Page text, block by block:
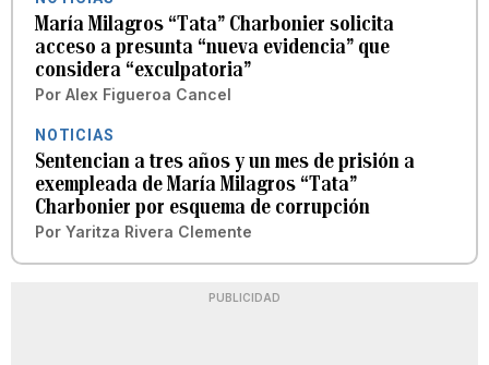
María Milagros “Tata” Charbonier solicita
acceso a presunta “nueva evidencia” que
considera “exculpatoria”
Por Alex Figueroa Cancel
NOTICIAS
Sentencian a tres años y un mes de prisión a
exempleada de María Milagros “Tata”
Charbonier por esquema de corrupción
Por Yaritza Rivera Clemente
PUBLICIDAD